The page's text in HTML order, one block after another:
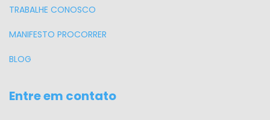
TRABALHE CONOSCO
MANIFESTO PROCORRER
BLOG
Entre em contato